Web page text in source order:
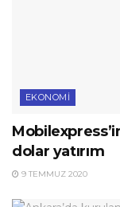
EKONOMI
dolar yatırım
9 TEMMUZ 2020